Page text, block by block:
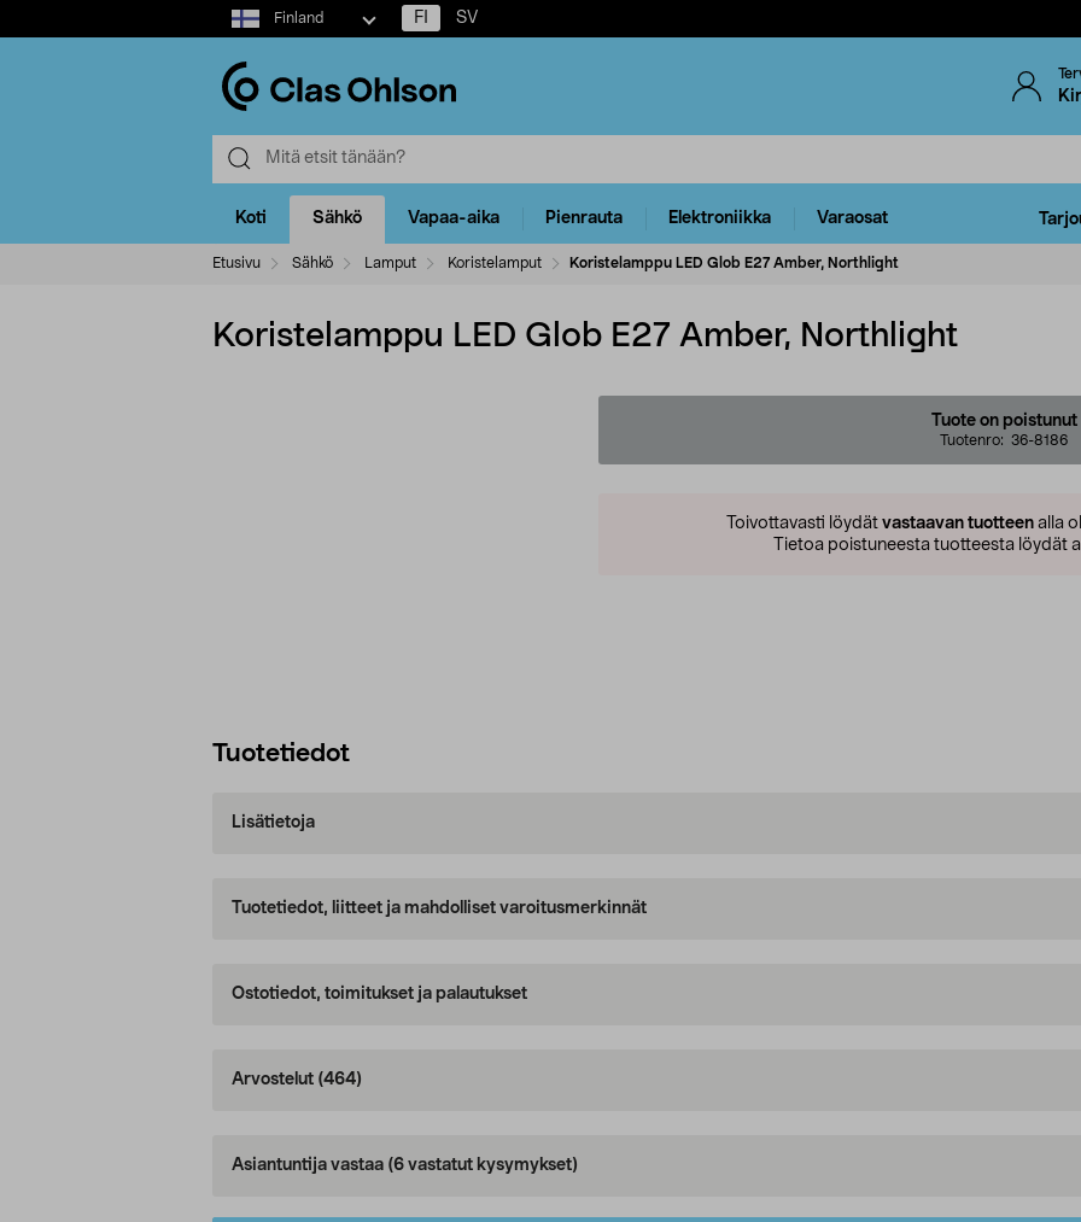
Select
market
Finland FI SV
Koti Sähkö Vapaa-aika Pienrauta Elektroniikka Varaosat
Etusivu Sähkö Lamput Koristelamput Koristelamppu LED Glob E27 Amber, Northlight
Koristelamppu LED Glob E27 Amber, Northlight
Tuote on poistunut
Tuotenro: 36-8186
Toivottavasti löydät vastaavan tuotteen alla
Tietoa poistuneesta tuotteesta löydät
Tuotetiedot
Lisätietoja
Tuotetiedot, liitteet ja mahdolliset varoitusmerkinnät
Ostotiedot, toimitukset ja palautukset
Arvostelut (464)
Asiantuntija vastaa (6 vastatut kysymykset)